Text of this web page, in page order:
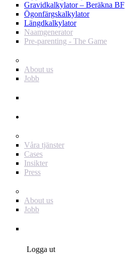
Gravidkalkylator – Beräkna BF
Ögonfärgskalkylator
Längdkalkylator
Naamgenerator
Pre-parenting - The Game
About us
Jobb
Våra tjänster
Cases
Insikter
Press
About us
Jobb
Logga ut